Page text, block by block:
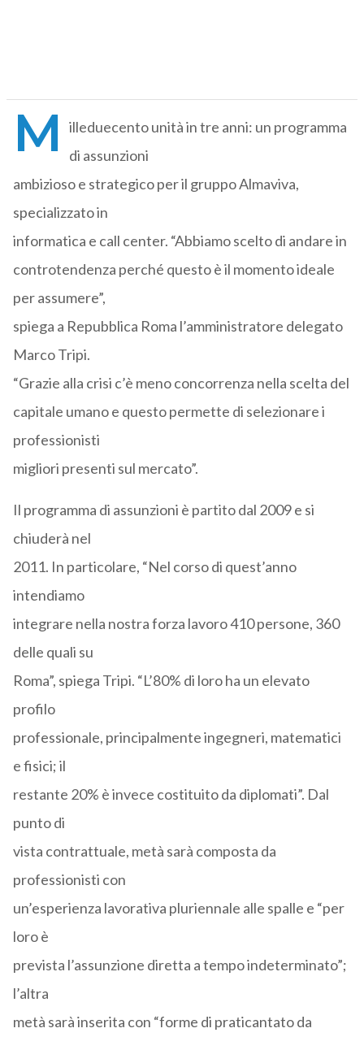
M
illeduecento unità in tre anni: un programma
di assunzioni
ambizioso e strategico per il gruppo Almaviva,
specializzato in
informatica e call center. “Abbiamo scelto di andare in
controtendenza perché questo è il momento ideale
per assumere”,
spiega a Repubblica Roma l’amministratore delegato
Marco Tripi.
“Grazie alla crisi c’è meno concorrenza nella scelta del
capitale umano e questo permette di selezionare i
professionisti
migliori presenti sul mercato”.
Il programma di assunzioni è partito dal 2009 e si
chiuderà nel
2011. In particolare, “Nel corso di quest’anno
intendiamo
integrare nella nostra forza lavoro 410 persone, 360
delle quali su
Roma”, spiega Tripi. “L’80% di loro ha un elevato
profilo
professionale, principalmente ingegneri, matematici
e fisici; il
restante 20% è invece costituito da diplomati”. Dal
punto di
vista contrattuale, metà sarà composta da
professionisti con
un’esperienza lavorativa pluriennale alle spalle e “per
loro è
prevista l’assunzione diretta a tempo indeterminato”;
l’altra
metà sarà inserita con “forme di praticantato da